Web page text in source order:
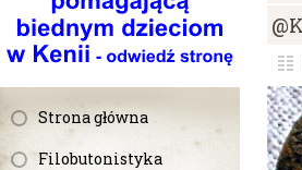
Strona główna
Filobutonistyka